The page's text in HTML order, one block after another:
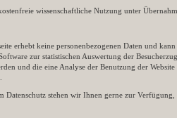
wissenschaftliche Nutzung unter
erhebt keine personenbezogenen Daten und
zur statistischen Auswertung der
und die eine Analyse der Benutzung der
Datenschutz stehen wir Ihnen gerne zur